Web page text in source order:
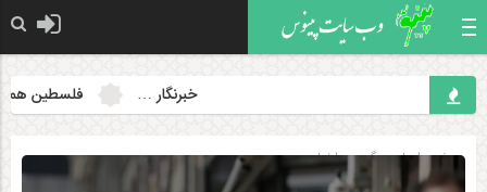
خبرنگار … فلسطین
صفحه اصلی» گروه »اخبار